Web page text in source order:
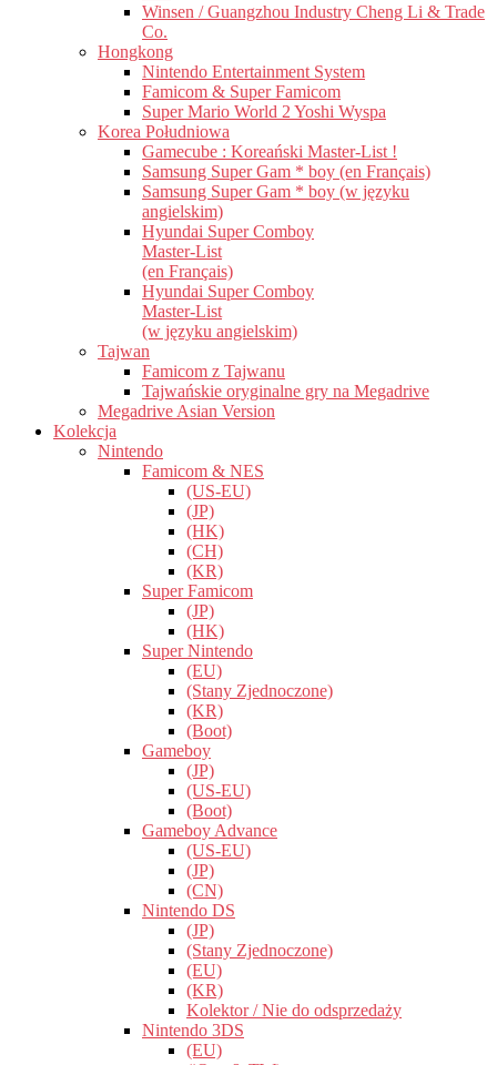
Winsen / Guangzhou Industry Cheng Li & Trade
Co.
Hongkong
Nintendo Entertainment System
Famicom & Super Famicom
Super Mario World 2 Yoshi Wyspa
Korea Południowa
Gamecube : Koreański Master-List !
Samsung Super Gam * boy (en Français)
Samsung Super Gam * boy (w języku
angielskim)
Hyundai Super Comboy
Master-List
(en Français)
Hyundai Super Comboy
Master-List
(w języku angielskim)
Tajwan
Famicom z Tajwanu
Tajwańskie oryginalne gry na Megadrive
Megadrive Asian Version
Kolekcja
Nintendo
Famicom & NES
(US-EU)
(JP)
(HK)
(CH)
(KR)
Super Famicom
(JP)
(HK)
Super Nintendo
(EU)
(Stany Zjednoczone)
(KR)
(Boot)
Gameboy
(JP)
(US-EU)
(Boot)
Gameboy Advance
(US-EU)
(JP)
(CN)
Nintendo DS
(JP)
(Stany Zjednoczone)
(EU)
(KR)
Kolektor / Nie do odsprzedaży
Nintendo 3DS
(EU)